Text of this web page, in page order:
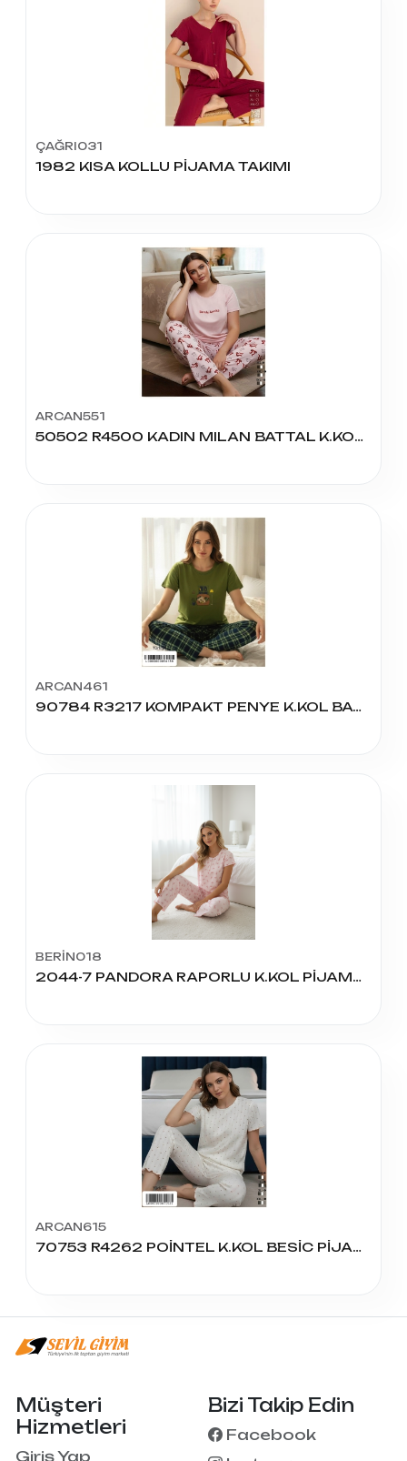
ÇAĞRI031
1982 KISA KOLLU PİJAMA TAKIMI
ARCAN551
50502 R4500 KADIN MILAN BATTAL K.KOL PİJAMA TAKIM
ARCAN461
90784 R3217 KOMPAKT PENYE K.KOL BASK BSC PİJAMA TAKIM
BERİN018
2044-7 PANDORA RAPORLU K.KOL PİJAMA TAKIM
ARCAN615
70753 R4262 POİNTEL K.KOL BESİC PİJAMA TAKIM
Müşteri
Hizmetleri
Giriş Yap
Bizi Takip Edin
Facebook